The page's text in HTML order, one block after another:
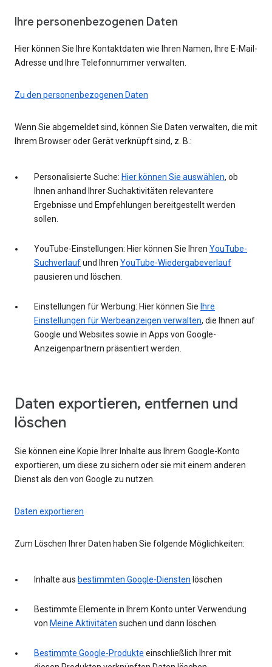
Ihre personenbezogenen Daten
Hier können Sie Ihre Kontaktdaten wie Ihren Namen, Ihre E-Mail-
Adresse und Ihre Telefonnummer verwalten.
Zu den personenbezogenen Daten
Wenn Sie abgemeldet sind, können Sie Daten verwalten, die mit
Ihrem Browser oder Gerät verknüpft sind, z. B.:
Personalisierte Suche: Hier können Sie auswählen, ob
Ihnen anhand Ihrer Suchaktivitäten relevantere
Ergebnisse und Empfehlungen bereitgestellt werden
sollen.
YouTube-Einstellungen: Hier können Sie Ihren YouTube-
Suchverlaufund Ihren YouTube-Wiedergabeverlauf
pausieren und löschen.
Einstellungen für Werbung: Hier können Sie Ihre
Einstellungen für Werbeanzeigen verwalten, die Ihnen auf
Google und Websites sowie in Apps von Google-
Anzeigenpartnern präsentiert werden.
Daten exportieren, entfernen und
löschen
Sie können eine Kopie Ihrer Inhalte aus Ihrem Google-Konto
exportieren, um diese zu sichern oder sie mit einem anderen
Dienst als den von Google zu nutzen.
Daten exportieren
Zum Löschen Ihrer Daten haben Sie folgende Möglichkeiten:
Inhalte aus bestimmten Google-Diensten löschen
Bestimmte Elemente in Ihrem Konto unter Verwendung
von Meine Aktivitäten suchen und dann löschen
Bestimmte Google-Produkte einschließlich Ihrer mit